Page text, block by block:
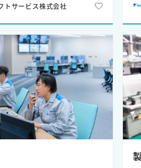
トサービス株式会社